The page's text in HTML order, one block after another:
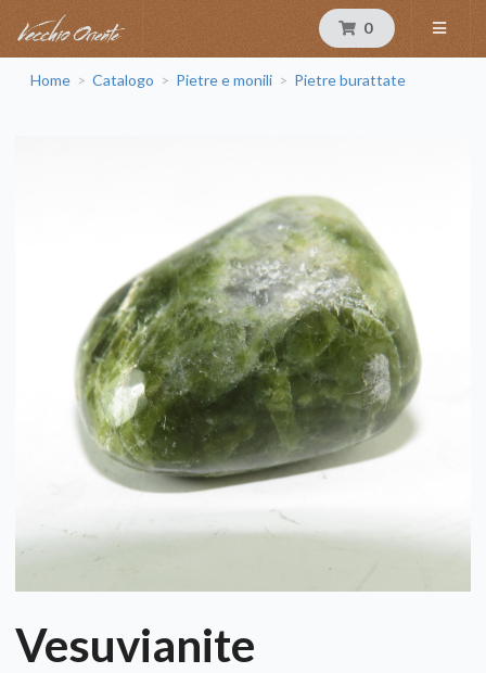
0
Home > Catalogo > Pietre e monili > Pietre burattate
Vesuvianite